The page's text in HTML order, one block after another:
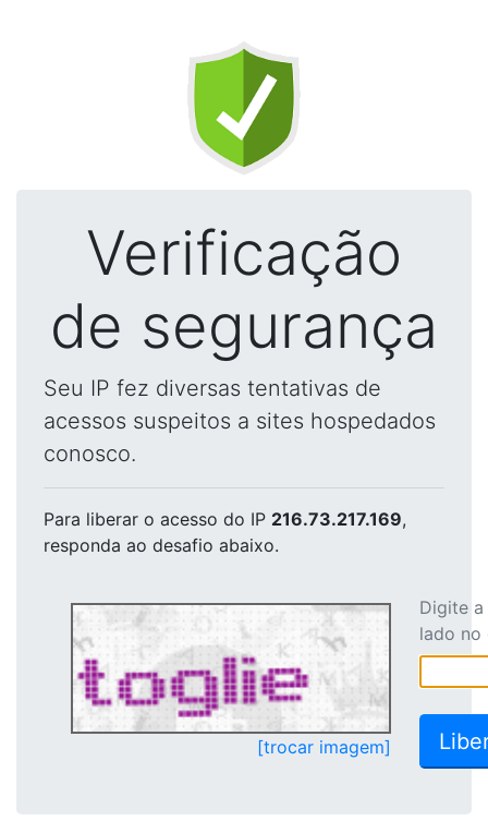
Verificação
de segurança
Seu IP fez diversas tentativas de
acessos suspeitos a sites hospedados
conosco.
Para liberar o acesso do IP 216.73.217.169,
responda ao desafio abaixo.
[trocar imagem]
Digite
lado no